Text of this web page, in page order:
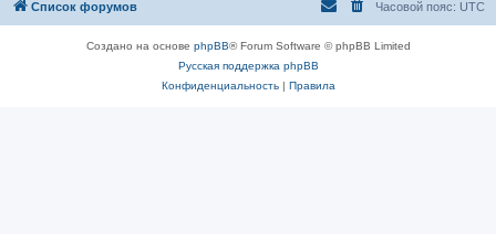
Список форумов Часовой пояс: UTC
Создано на основе phpBB® Forum Software © phpBB Limited
Русская поддержка phpBB
Конфиденциальность| Правила